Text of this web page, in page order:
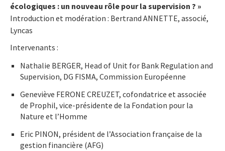
écologiques : un nouveau rôle pour la supervision ? »
Introduction et modération : Bertrand ANNETTE, associé,
Lyncas
Intervenants :
Nathalie BERGER, Head of Unit for Bank Regulation and
Supervision, DG FISMA, Commission Européenne
Geneviève FERONE CREUZET, cofondatrice et associée
de Prophil, vice-présidente de la Fondation pour la
Nature et l’Homme
Eric PINON, président de l’Association française de la
gestion financière (AFG)